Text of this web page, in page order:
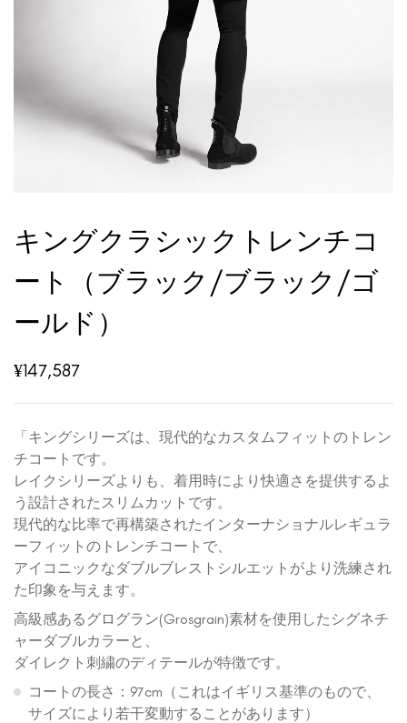
キングクラシックトレンチコ
ート（ブラック/ブラック/ゴ
ールド）
¥147,587
「キングシリーズは、現代的なカスタムフィットのトレン
チコートです。
レイクシリーズよりも、着用時により快適さを提供するよ
う設計されたスリムカットです。
現代的な比率で再構築されたインターナショナルレギュラ
ーフィットのトレンチコートで、
アイコニックなダブルブレストシルエットがより洗練され
た印象を与えます。
高級感あるグログラン(Grosgrain)素材を使用したシグネチ
ャーダブルカラーと、
ダイレクト刺繍のディテールが特徴です。
コートの長さ：97cm（これはイギリス基準のもので、
サイズにより若干変動することがあります）